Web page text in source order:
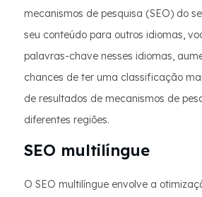
mecanismos de pesquisa (SEO) do
seu conteúdo para outros idiomas,
palavras-chave nesses idiomas,
chances de ter uma classificação
de resultados de mecanismos de
diferentes regiões.
SEO multilíngue
O SEO multilíngue envolve a